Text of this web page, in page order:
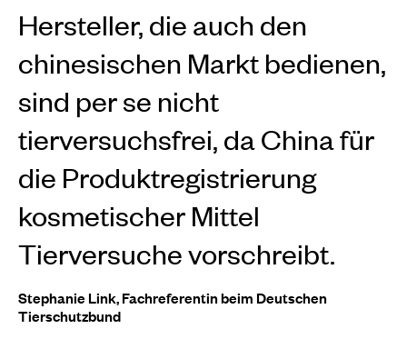
Hersteller, die auch den
chinesischen Markt bedienen,
sind per se nicht
tierversuchsfrei, da China für
die Produktregistrierung
kosmetischer Mittel
Tierversuche vorschreibt.
Stephanie Link, Fachreferentin beim Deutschen
Tierschutzbund